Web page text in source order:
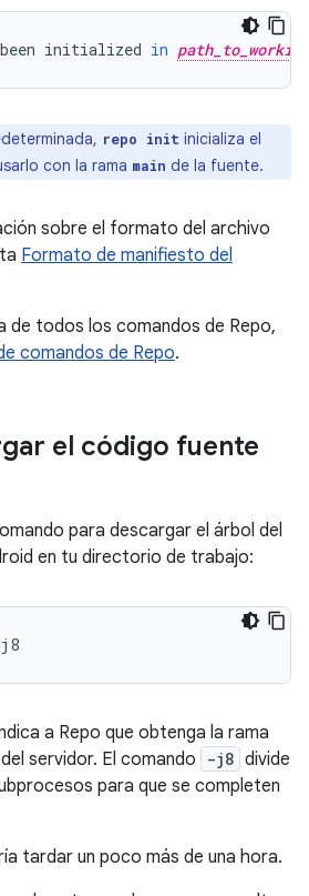
been initialized in
repo init inicializa el
con la rama main de la fuente.
sobre el formato del archivo
Formato de manifiesto del
de todos los comandos de Repo,
comandos de Repo.
el código fuente
para descargar el árbol del
en tu directorio de trabajo:
a Repo que obtenga la rama
servidor. El comando
-j8 divide
para que se completen
tardar un poco más de una hora.